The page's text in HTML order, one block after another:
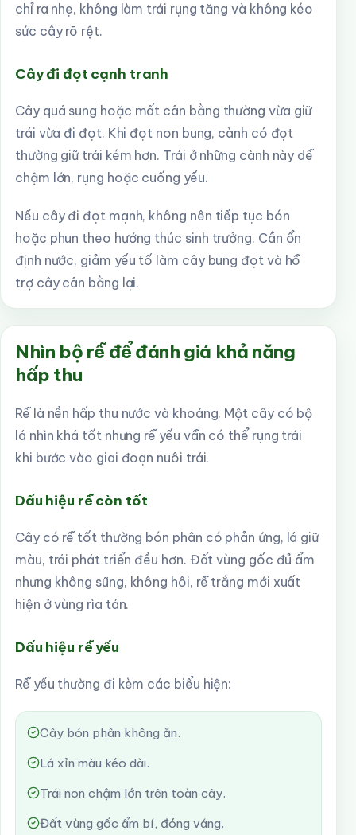
chỉ ra nhẹ, không làm trái rụng tăng và không kéo
sức cây rõ rệt.
Cây đi đọt cạnh tranh
Cây quá sung hoặc mất cân bằng thường vừa giữ
trái vừa đi đọt. Khi đọt non bung, cành có đọt
thường giữ trái kém hơn. Trái ở những cành này dễ
chậm lớn, rụng hoặc cuống yếu.
Nếu cây đi đọt mạnh, không nên tiếp tục bón
hoặc phun theo hướng thúc sinh trưởng. Cần ổn
định nước, giảm yếu tố làm cây bung đọt và hỗ
trợ cây cân bằng lại.
Nhìn bộ rễ để đánh giá khả năng
hấp thu
Rễ là nền hấp thu nước và khoáng. Một cây có bộ
lá nhìn khá tốt nhưng rễ yếu vẫn có thể rụng trái
khi bước vào giai đoạn nuôi trái.
Dấu hiệu rễ còn tốt
Cây có rễ tốt thường bón phân có phản ứng, lá giữ
màu, trái phát triển đều hơn. Đất vùng gốc đủ ẩm
nhưng không sũng, không hôi, rễ trắng mới xuất
hiện ở vùng rìa tán.
Dấu hiệu rễ yếu
Rễ yếu thường đi kèm các biểu hiện:
Cây bón phân không ăn.
Lá xỉn màu kéo dài.
Trái non chậm lớn trên toàn cây.
Đất vùng gốc ẩm bí, đóng váng.